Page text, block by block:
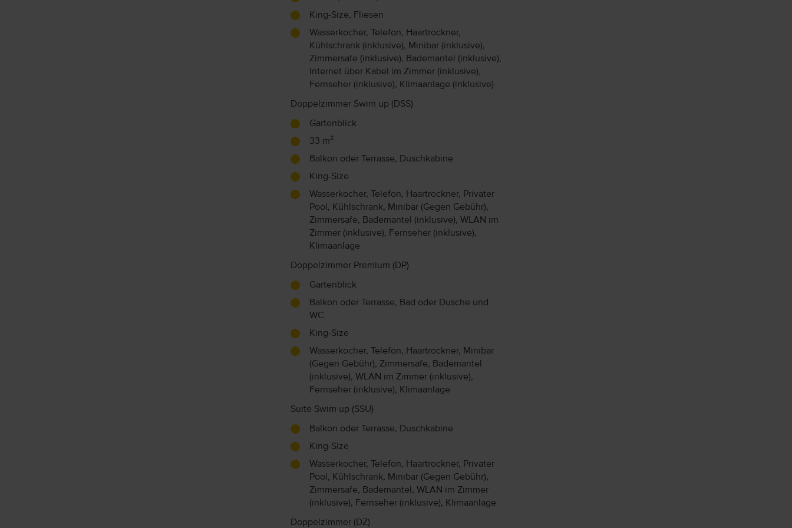
King-Size, Fliesen
Wasserkocher, Telefon, Haartrockner,
Kühlschrank (inklusive), Minibar (inklusive),
Zimmersafe (inklusive), Bademantel (inklusive),
Internet über Kabel im Zimmer (inklusive),
Fernseher (inklusive), Klimaanlage (inklusive)
Doppelzimmer Swim up (DSS)
Gartenblick
33 m²
Balkon oder Terrasse, Duschkabine
King-Size
Wasserkocher, Telefon, Haartrockner, Privater
Pool, Kühlschrank, Minibar (Gegen Gebühr),
Zimmersafe, Bademantel (inklusive), WLAN im
Zimmer (inklusive), Fernseher (inklusive),
Klimaanlage
Doppelzimmer Premium (DP)
Gartenblick
Balkon oder Terrasse, Bad oder Dusche und
WC
King-Size
Wasserkocher, Telefon, Haartrockner, Minibar
(Gegen Gebühr), Zimmersafe, Bademantel
(inklusive), WLAN im Zimmer (inklusive),
Fernseher (inklusive), Klimaanlage
Suite Swim up (SSU)
Balkon oder Terrasse, Duschkabine
King-Size
Wasserkocher, Telefon, Haartrockner, Privater
Pool, Kühlschrank, Minibar (Gegen Gebühr),
Zimmersafe, Bademantel, WLAN im Zimmer
(inklusive), Fernseher (inklusive), Klimaanlage
Doppelzimmer (DZ)